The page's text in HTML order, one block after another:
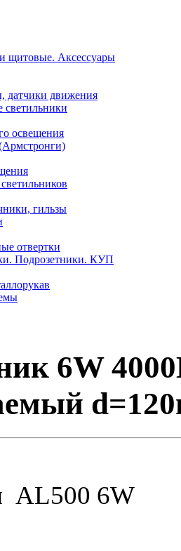
щитовые. Аксессуары
датчики движения
светильники
освещения
гильзы
отвертки
Подрозетники. КУП
6W
AL500 6W